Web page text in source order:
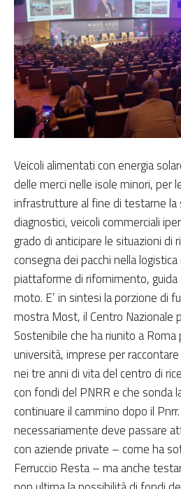
Veicoli alimentati con energia
delle merci nelle isole minori, per
infrastrutture al fine di testarne la
diagnostici, veicoli commerciali
grado di anticipare le situazioni di
consegna dei pacchi nella
piattaforme di rifornimento,
moto. E’ in sintesi la porzione di
mostra Most, il Centro Nazionale
Sostenibile che ha riunito a
università, imprese per
nei tre anni di vita del centro di
con fondi del PNRR e che sonda
continuare il cammino dopo il
necessariamente deve passare
con aziende private – come ha
Ferruccio Resta – ma anche